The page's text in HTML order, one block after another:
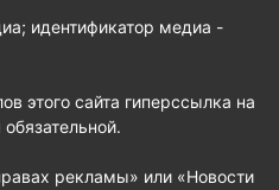
идентификатор медиа -
этого сайта гиперссылка на
рекламы» или «Новости